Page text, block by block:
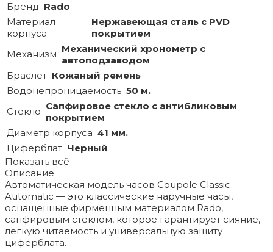
Бренд Rado
Материал
корпуса
Нержавеющая сталь с PVD
покрытием
Механизм Механический хронометр с
автоподзаводом
Браслет Кожаный ремень
Водонепроницаемость 50 м.
Стекло Сапфировое стекло с антибликовым
покрытием
Диаметр корпуса 41 мм.
Циферблат Черный
Показать всё
Описание
Автоматическая модель часов Coupole Classic
Automatic — это классические наручные часы,
оснащенные фирменным материалом Rado,
сапфировым стеклом, которое гарантирует сияние,
легкую читаемость и универсальную защиту
циферблата.